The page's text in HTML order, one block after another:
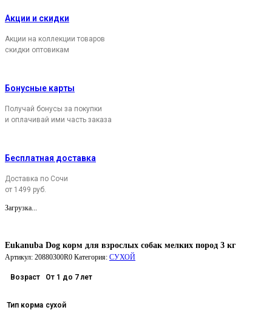
Акции и скидки
Акции на коллекции товаров
скидки оптовикам
Бонусные карты
Получай бонусы за покупки
и оплачивай ими часть заказа
Бесплатная доставка
Доставка по Сочи
от 1499 руб.
Загрузка...
Eukanuba Dog корм для взрослых собак мелких пород 3 кг
Артикул: 20880300R0 Категория: СУХОЙ
Возраст От 1 до 7 лет
Тип корма сухой